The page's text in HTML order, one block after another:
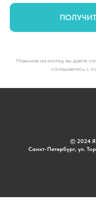
Нажимая на кнопку, вы даете
соглашаетесь c
© 2024
Санкт-Петербург, ул.